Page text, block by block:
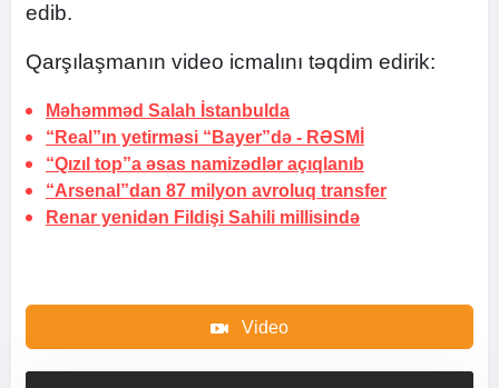
edib.
Qarşılaşmanın video icmalını təqdim edirik:
Məhəmməd Salah İstanbulda
“Real”ın yetirməsi “Bayer”də - RƏSMİ
“Qızıl top”a əsas namizədlər açıqlanıb
“Arsenal”dan 87 milyon avroluq transfer
Renar yenidən Fildişi Sahili millisində
Video